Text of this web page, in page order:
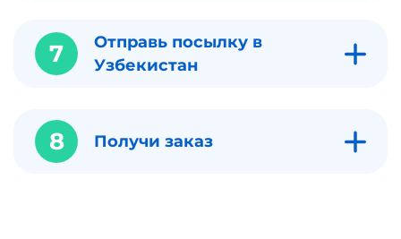
7
Отправь посылку в
Узбекистан
8 Получи заказ